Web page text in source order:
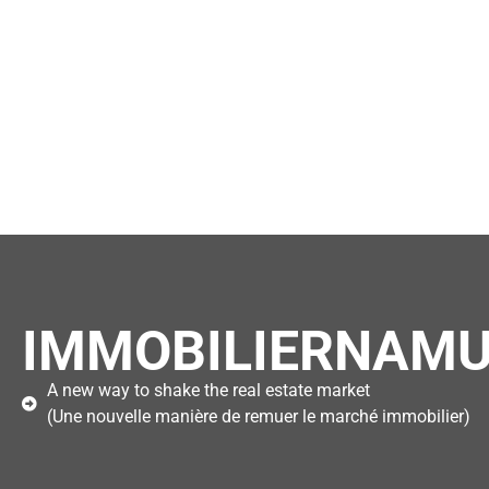
A new way to shake the real estate market
(Une nouvelle manière de remuer le marché immobilier)